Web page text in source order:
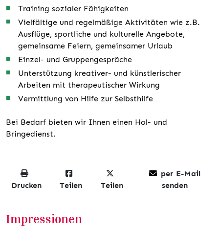
Training sozialer Fähigkeiten
Vielfältige und regelmäßige Aktivitäten wie z.B.
Ausflüge, sportliche und kulturelle Angebote,
gemeinsame Feiern, gemeinsamer Urlaub
Einzel- und Gruppengespräche
Unterstützung kreativer- und künstlerischer
Arbeiten mit therapeutischer Wirkung
Vermittlung von Hilfe zur Selbsthilfe
Bei Bedarf bieten wir Ihnen einen Hol- und
Bringedienst.
Drucken Teilen Teilen
per E-Mail
senden
Impressionen